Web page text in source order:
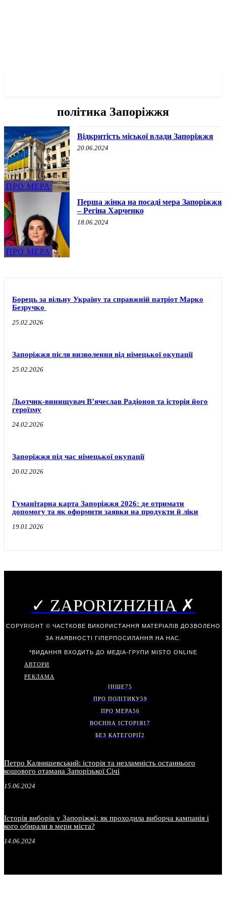
політика Запоріжжя
ПРО МЕРА
Відкритість міської влади Запоріжжя
20.06.2024
ПРО МЕРА
Перша жінка на посаді мера Запоріжжя
– Регіна Харченко
18.06.2024
Борець за вільну Україну та справжній патріот Марко
Безручко
25.02.2026
Запоріжжя після визволення від німецької окупації
25.02.2026
Льотчик-винищувач В’ячеслав Радіонов та історія його
героїзму
24.02.2026
Запоріжжя під час німецької окупації
20.02.2026
Гуманітарна карта Запоріжжя 2026: де отримати
допомогу та як оформити заявки на продукти й ліки
19.01.2026
✓ ZAPORIZHZHIA ✗
COPYRIGHT © ЧАСТКОВЕ ВИКОРИСТАННЯ МАТЕРІАЛІВ ДОЗВОЛЕНО
ЗА НАЯВНОСТІ ГІПЕРПОСИЛАННЯ НА НАС.
*ВИДАННЯ ВХОДИТЬ ДО МЕДІА-ГРУПИ MISTO ONLINE
АВТОРИ
РЕКЛАМА
ІНШЕ75
ПРО ПОЛІТИКУ59
ПРО МЕРА56
ВОЄННА ІСТОРІЯ17
БЕЗ КАТЕГОРІЇ2
Петро Калнишевський: історія та незламність останнього
кошового отамана Запорізької Січі
15.06.2024
Історія виборів у Запоріжжі: як проходила виборча кампанія і
кого обирали в мери міста?
14.06.2024